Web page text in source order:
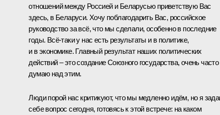
отношений между Россией и Беларусью приветствую Вас
здесь, в Беларуси. Хочу поблагодарить Вас, российское
руководство за всё, что мы сделали, особенно в последние
годы. Всё‑таки у нас есть результаты и в политике,
и в экономике. Главный результат наших политических
действий – это создание Союзного государства, очень часто
думаю над этим.
Люди порой нас критикуют, что мы медленно идём, но я
себе вопрос сегодня, готовясь к этой встрече: на каком